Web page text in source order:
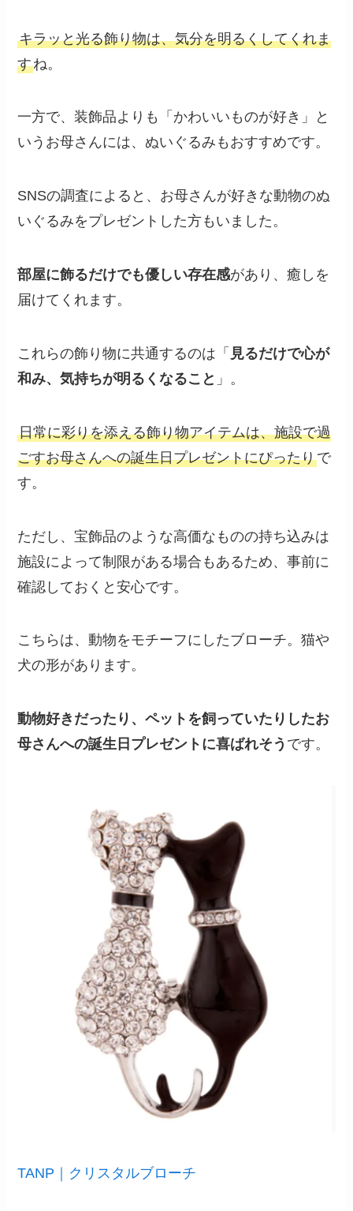
キラッと光る飾り物は、気分を明るくしてくれま
すね。
一方で、装飾品よりも「かわいいものが好き」と
いうお母さんには、ぬいぐるみもおすすめです。
SNSの調査によると、お母さんが好きな動物のぬ
いぐるみをプレゼントした方もいました。
部屋に飾るだけでも優しい存在感があり、癒しを
届けてくれます。
これらの飾り物に共通するのは「 見るだけで心が
和み、気持ちが明るくなること 」。
日常に彩りを添える飾り物アイテムは、施設で過
ごすお母さんへの誕生日プレゼントにぴったりで
す。
ただし、宝飾品のような高価なものの持ち込みは
施設によって制限がある場合もあるため、事前に
確認しておくと安心です。
こちらは、動物をモチーフにしたブローチ。猫や
犬の形があります。
動物好きだったり、ペットを飼っていたりしたお
母さんへの誕生日プレゼントに喜ばれそう です。
TANP｜クリスタルブローチ